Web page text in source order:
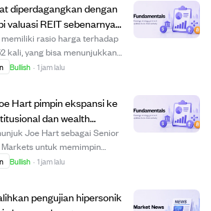
diperdagangkan dengan
valuasi REIT sebenarnya
rasio harga terhadap
kali, yang bisa menunjukkan
Namun, jika dinilai dengan
Bullish · 1 jam lalu
Hart pimpin ekspansi ke
dan wealth
Joe Hart sebagai Senior
untuk memimpin
investasi terdaftar,
Bullish · 1 jam lalu
pengujian hipersonik